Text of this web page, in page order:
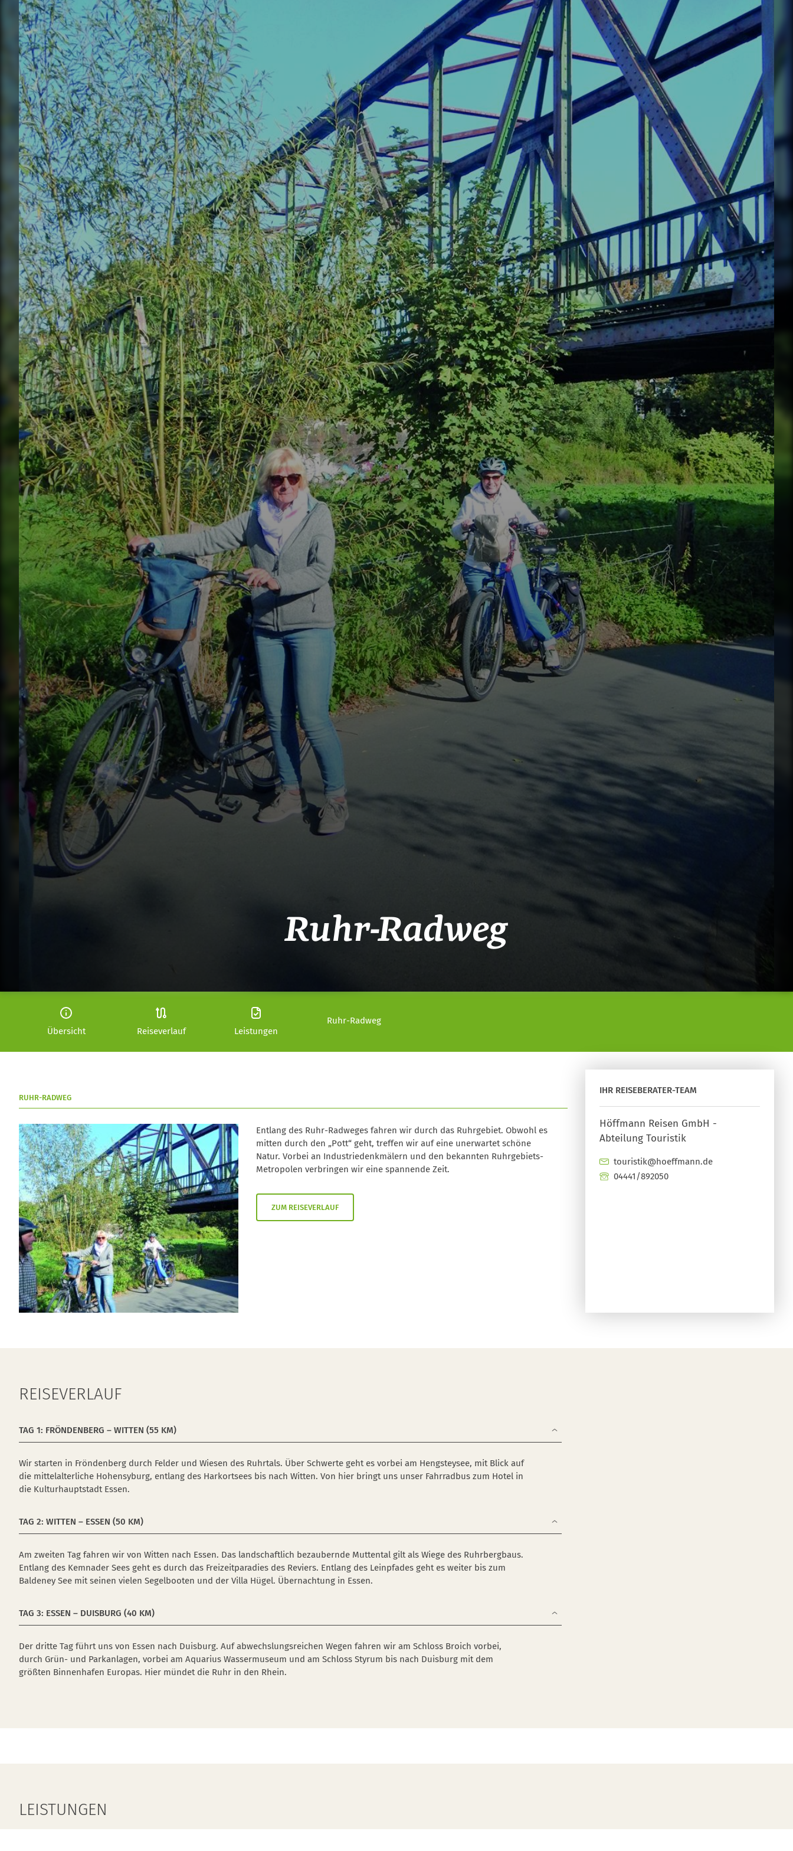
Ruhr-Radweg
Übersicht Reiseverlauf Leistungen
Ruhr-Radweg
RUHR-RADWEG
Entlang des Ruhr-Radweges fahren wir durch das Ruhrgebiet. Obwohl es
mitten durch den „Pott“ geht, treffen wir auf eine unerwartet schöne
Natur. Vorbei an Industriedenkmälern und den bekannten Ruhrgebiets-
Metropolen verbringen wir eine spannende Zeit.
ZUM REISEVERLAUF
IHR REISEBERATER-TEAM
Höffmann Reisen GmbH -
Abteilung Touristik
touristik@hoeffmann.de
04441/892050
REISEVERLAUF
TAG 1: FRÖNDENBERG – WITTEN (55 KM)
Wir starten in Fröndenberg durch Felder und Wiesen des Ruhrtals. Über Schwerte geht es vorbei am Hengsteysee, mit Blick auf
die mittelalterliche Hohensyburg, entlang des Harkortsees bis nach Witten. Von hier bringt uns unser Fahrradbus zum Hotel in
die Kulturhauptstadt Essen.
TAG 2: WITTEN – ESSEN (50 KM)
Am zweiten Tag fahren wir von Witten nach Essen. Das landschaftlich bezaubernde Muttental gilt als Wiege des Ruhrbergbaus.
Entlang des Kemnader Sees geht es durch das Freizeitparadies des Reviers. Entlang des Leinpfades geht es weiter bis zum
Baldeney See mit seinen vielen Segelbooten und der Villa Hügel. Übernachtung in Essen.
TAG 3: ESSEN – DUISBURG (40 KM)
Der dritte Tag führt uns von Essen nach Duisburg. Auf abwechslungsreichen Wegen fahren wir am Schloss Broich vorbei,
durch Grün- und Parkanlagen, vorbei am Aquarius Wassermuseum und am Schloss Styrum bis nach Duisburg mit dem
größten Binnenhafen Europas. Hier mündet die Ruhr in den Rhein.
LEISTUNGEN